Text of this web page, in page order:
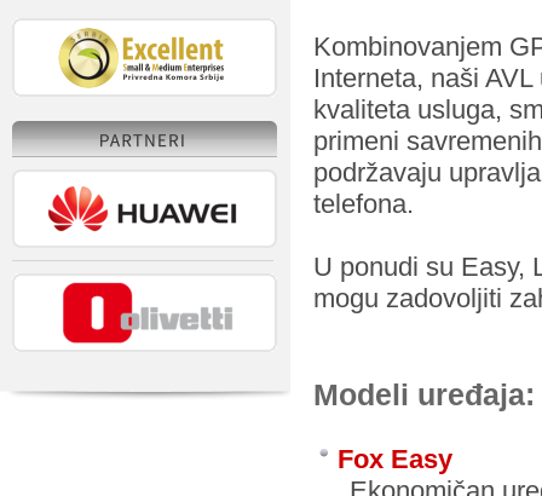
Kombinovanjem
Interneta, naši
kvaliteta usluga,
primeni
podržavaju
telefona.
U ponudi su Easy,
mogu zadovoljiti
Modeli uređaja:
Fox Easy